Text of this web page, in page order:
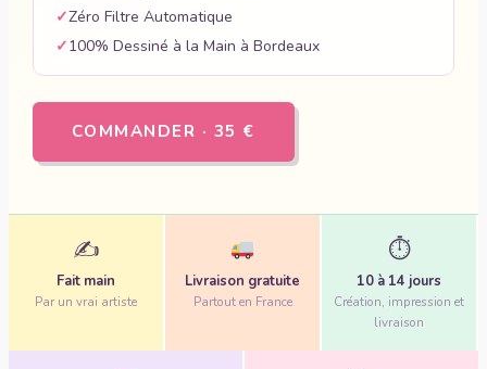
Zéro Filtre Automatique
100% Dessiné à la Main à Bordeaux
COMMANDER · 35 €
✍️
Fait main
Par un vrai artiste
Livraison gratuite
Partout en France
⏱
10 à 14 jours
Création, impression et
livraison